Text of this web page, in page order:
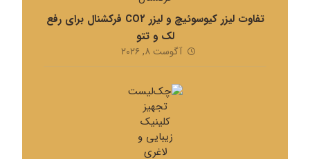
تفاوت لیزر کیوسوئیچ و لیزر CO۲ فرکشنال برای رفع
لک و تتو
آگوست ۸, ۲۰۲۶